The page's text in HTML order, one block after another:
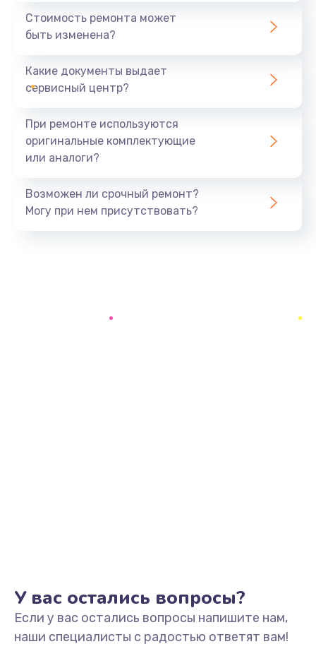
1440 руб.
Ремонт южного моста
Замена батарейки BIOS
Заказать
Замена/Pемонт карбюратора
1300 руб.
Стоимость ремонта может
быть изменена?
Какие документы выдает
сервисный центр?
При ремонте используются
оригинальные комплектующие
или аналоги?
Возможен ли срочный ремонт?
Могу при нем присутствовать?
У вас остались вопросы?
Если у вас остались вопросы напишите нам,
наши специалисты с радостью ответят вам!